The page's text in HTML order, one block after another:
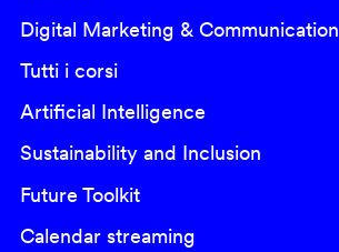
Digital Marketing & Communication
Tutti i corsi
Artificial Intelligence
Sustainability and Inclusion
Future Toolkit
Calendar streaming